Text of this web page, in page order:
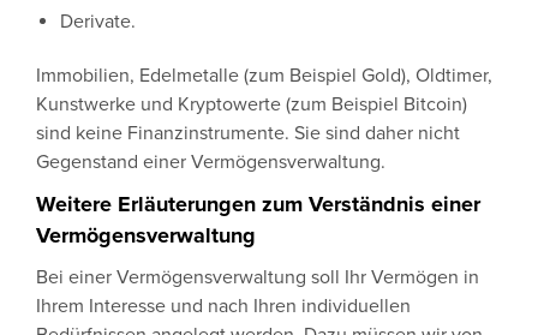
Derivate.
Immobilien, Edelmetalle (zum Beispiel Gold), Oldtimer,
Kunstwerke und Kryptowerte (zum Beispiel Bitcoin)
sind keine Finanzinstrumente. Sie sind daher nicht
Gegenstand einer Vermögensverwaltung.
Weitere Erläuterungen zum Verständnis einer
Vermögensverwaltung
Bei einer Vermögensverwaltung soll Ihr Vermögen in
Ihrem Interesse und nach Ihren individuellen